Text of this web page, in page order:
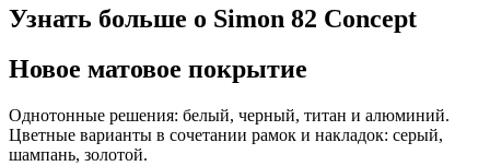
Узнать больше о Simon 82 Concept
Новое матовое покрытие
Однотонные решения: белый, черный, титан и алюминий.
Цветные варианты в сочетании рамок и накладок: серый,
шампань, золотой.